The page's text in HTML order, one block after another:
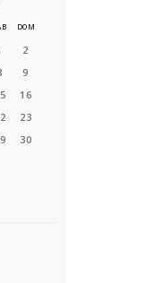
DOM
2
9
16
23
30